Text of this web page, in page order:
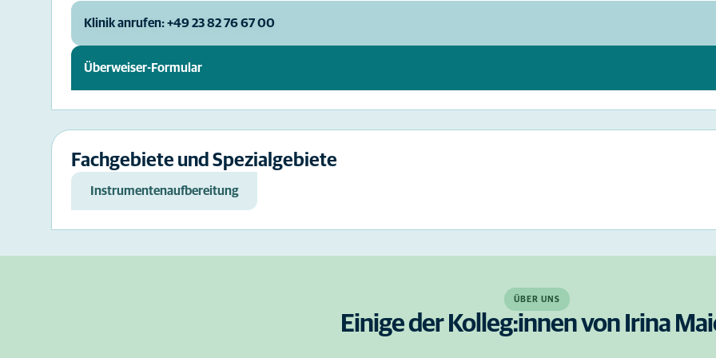
Klinik anrufen: +49 23 82 76 67 00
Überweiser-Formular
Fachgebiete und Spezialgebiete
Instrumentenaufbereitung
ÜBER UNS
Einige der Kolleg:innen von Irina